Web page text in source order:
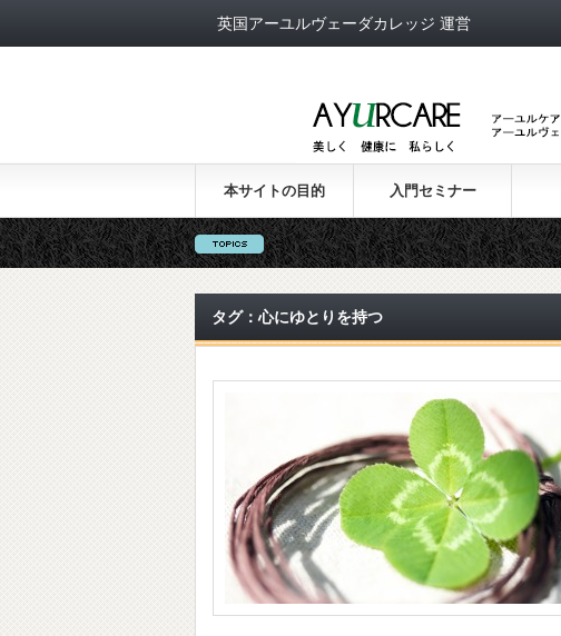
本サイトの目的 入門セミナー
英国アーユルヴェーダカレッジ 運営
タグ：心にゆとりを持つ